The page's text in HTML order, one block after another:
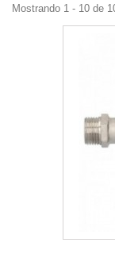
Mostrando 1 - 10 de